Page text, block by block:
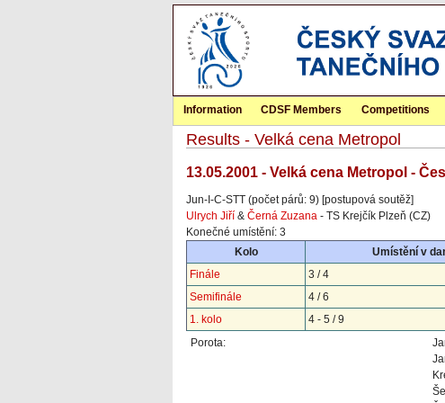
Information CDSF Members Competitions
Results - Velká cena Metropol
13.05.2001 - Velká cena Metropol -
Jun-I-C-STT (počet párů: 9) [postupová soutěž]
Ulrych Jiří & Černá Zuzana - TS Krejčík Plzeň (CZ)
Konečné umístění: 3
Kolo
Umístění v
Finále
3 / 4
Semifinále
4 / 6
1. kolo
4 - 5 / 9
Porota: